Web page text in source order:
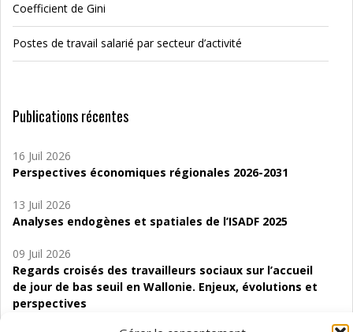
Coefficient de Gini
Postes de travail salarié par secteur d’activité
Publications récentes
16 Juil 2026
Perspectives économiques régionales 2026-2031
13 Juil 2026
Analyses endogènes et spatiales de l’ISADF 2025
09 Juil 2026
Regards croisés des travailleurs sociaux sur l’accueil
de jour de bas seuil en Wallonie. Enjeux, évolutions et
perspectives